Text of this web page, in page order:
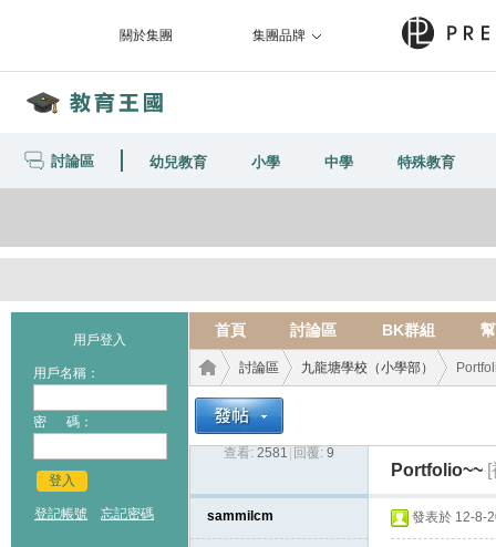
關於集團 集團品牌
討論區 幼兒教育 小學 中學 特殊教育
用戶登入
用戶名稱：
密 碼：
登入
登記帳號 忘記密碼
首頁 討論區 BK群組
討論區
›
九龍塘學校（小學部）
查看: 2581 回覆: 9
Portfolio~~
sammilcm 發表於 12-8-